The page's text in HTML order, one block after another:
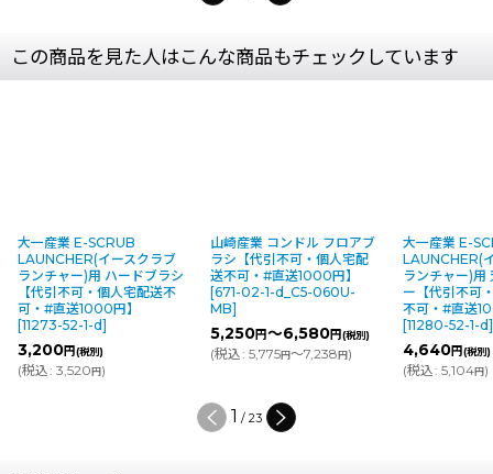
この商品を見た人はこんな商品もチェックしています
大一産業 E-SCRUB
LAUNCHER(イースクラブ
ランチャー)用 ハードブラシ
【代引不可・個人宅配送不
可・#直送1000円】
[11273-52-1-d]
3,200円(税別)
(税込: 3,520円)
山崎産業 コンドル フロアブ
ラシ【代引不可・個人宅配
送不可・#直送1000円】
[671-02-1-d_C5-060U-
MB]
5,250円～6,580円(税別)
(税込: 5,775円～7,238円)
大一産業 E-
LAUNCHER(
ランチャー)用
ー【代引不可
不可・#直送
[11280-52-1-d]
4,640円(税別)
(税込: 5,104円)
1 / 23